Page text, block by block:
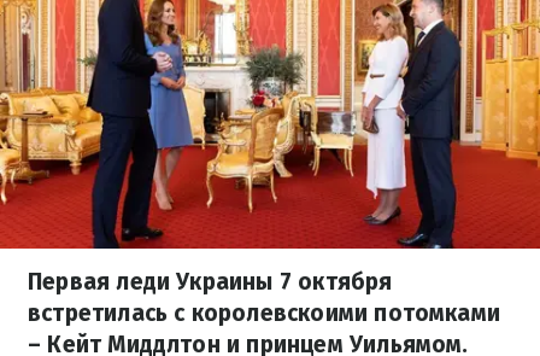
Первая леди Украины 7 октября
встретилась с королевскоими потомками
– Кейт Миддлтон и принцем Уильямом.